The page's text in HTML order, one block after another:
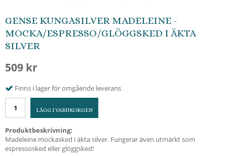
GENSE KUNGASILVER MADELEINE -
MOCKA/ESPRESSO/GLÖGGSKED I ÄKTA
SILVER
509 kr
Finns i lager för omgående leverans
LÄGG I VARUKORGEN
Produktbeskrivning:
Madeleine mockasked i äkta silver. Fungerar även utmärkt som
espressosked eller glöggsked!